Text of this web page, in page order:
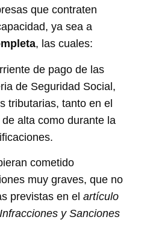
que contraten
ya sea a
, las cuales:
de pago de las
de Seguridad Social,
tributarias, tanto en el
alta como durante la
cometido
muy graves, que no
previstas en el artículo
y Sanciones